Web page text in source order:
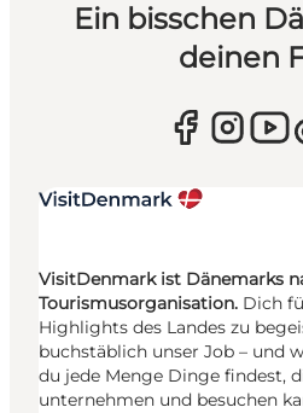
Ein bisschen
deinen
VisitDenmark ist Dänemarks
Tourismusorganisation. Dich
Highlights des Landes zu
buchstäblich unser Job – und
du jede Menge Dinge findest,
unternehmen und besuchen